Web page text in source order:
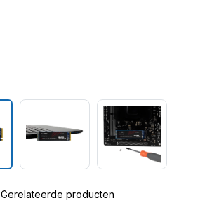
Gerelateerde producten